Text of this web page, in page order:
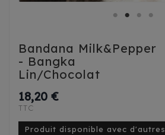
Bandana Milk&Pepper
- Bangka
Lin/Chocolat
18,20 €
TTC
Produit disponible avec